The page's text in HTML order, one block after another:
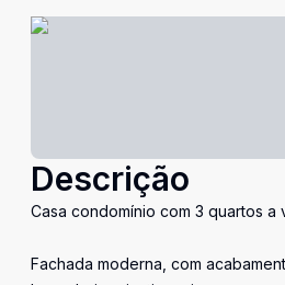
Descrição
Casa condomínio com 3 quartos a
Fachada moderna, com